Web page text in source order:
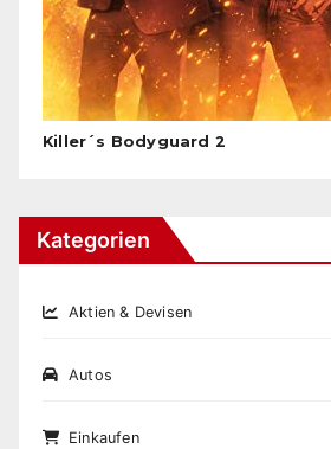
Killer´s Bodyguard 2
Kategorien
Aktien & Devisen
Autos
Einkaufen